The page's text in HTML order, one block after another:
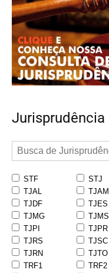
Jurisprudência
STF STJ
TJAL
TJAM
TJDF
TJES
TJMG
TJMS
TJPI
TJPR
TJRS
TJSC
TJRN
TJTO
TRF1
TRF2